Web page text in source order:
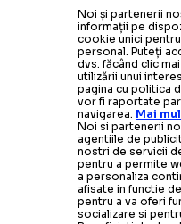
Noi și partenerii
informații pe
cookie unici
personal. Puteți
dvs. făcând clic
utilizării unui
pagina cu politica
vor fi raportate
navigarea. Mai
Noi si partenerii
agentiile de
nostri de servicii
pentru a permite
a personaliza
afisate in functie
pentru a va oferi
socializare si